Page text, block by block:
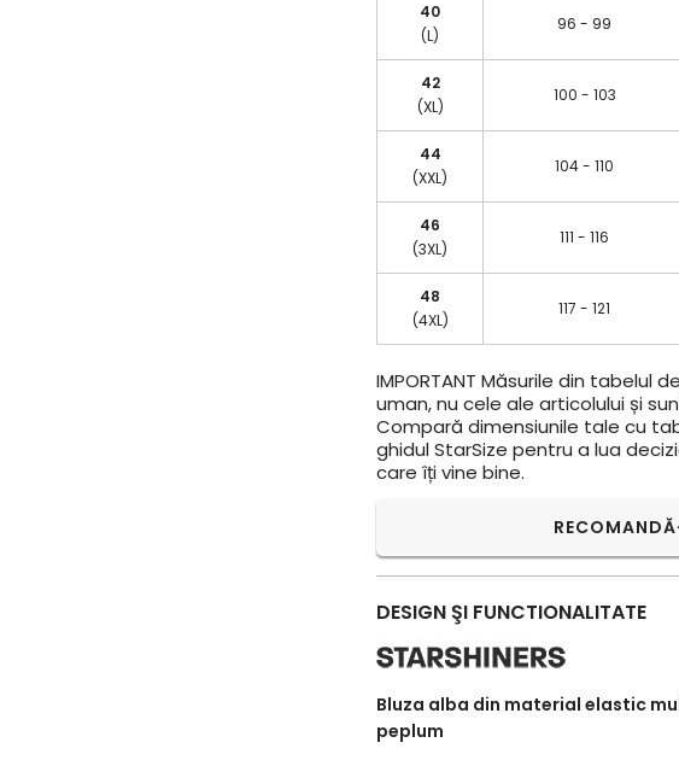
40
(L)
96 - 99
42
(XL)
100 - 103
44
(XXL)
104 - 110
46
(3XL)
111 - 116
48
(4XL)
117 - 121
IMPORTANT Măsurile din tabelul
uman, nu cele ale articolului și
Compară dimensiunile tale cu
ghidul StarSize pentru a lua
care îți vine bine.
DESIGN ŞI FUNCTIONALITATE
Bluza alba din material elastic
peplum